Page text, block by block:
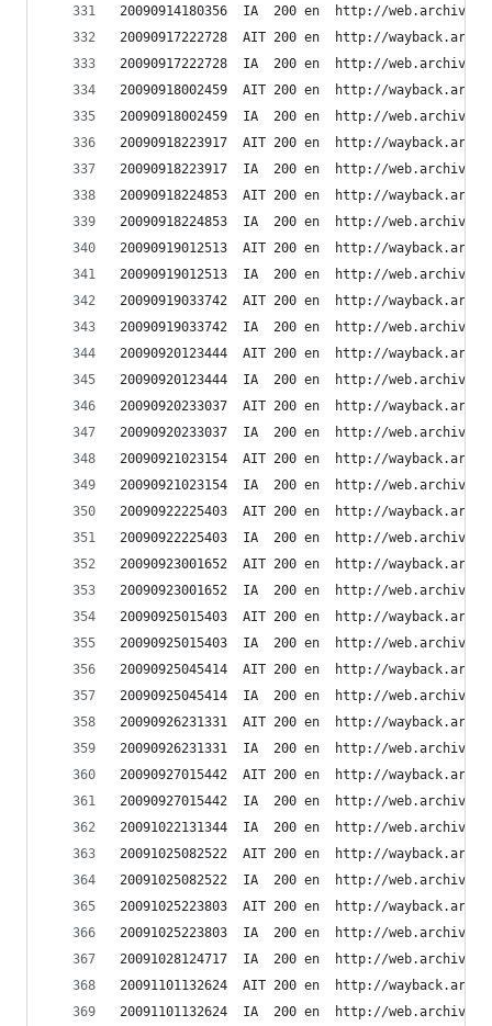
20090914180356	IA	200
20090917222728	AIT	200
20090917222728	IA	200
20090918002459	AIT	200
20090918002459	IA	200
20090918223917	AIT	200
20090918223917	IA	200
20090918224853	AIT	200
20090918224853	IA	200
20090919012513	AIT	200
20090919012513	IA	200
20090919033742	AIT	200
20090919033742	IA	200
20090920123444	AIT	200
20090920123444	IA	200
20090920233037	AIT	200
20090920233037	IA	200
20090921023154	AIT	200
20090921023154	IA	200
20090922225403	AIT	200
20090922225403	IA	200
20090923001652	AIT	200
20090923001652	IA	200
20090925015403	AIT	200
20090925015403	IA	200
20090925045414	AIT	200
20090925045414	IA	200
20090926231331	AIT	200
20090926231331	IA	200
20090927015442	AIT	200
20090927015442	IA	200
20091022131344	IA	200
20091025082522	AIT	200
20091025082522	IA	200
20091025223803	AIT	200
20091025223803	IA	200
20091028124717	IA	200
20091101132624	AIT	200
20091101132624	IA	200